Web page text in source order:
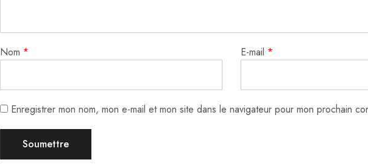
Nom * E-mail *
Enregistrer mon nom, mon e-mail et mon site dans le navigateur pour mon prochain